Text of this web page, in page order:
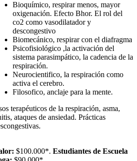
Bioquímico, respirar menos, mayor
oxigenación. Efecto Bhor. El rol del
co2 como vasodilatador y
descongestivo
Biomecánico, respirar con el diafragma
Psicofisiológico ,la activación del
sistema parasimpático, la cadencia de la
respiración.
Neurocientifico, la respiración como
activa el cerebro.
Filosofico, anclaje para la mente.
terapéuticos de la respiración, asma,
ataques de ansiedad. Prácticas
$100.000*. Estudiantes de Escuela